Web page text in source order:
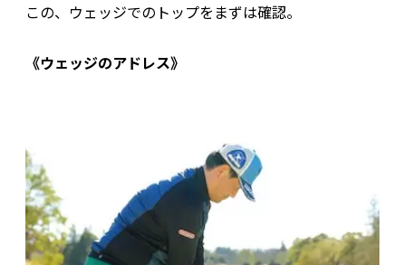
この、ウェッジでのトップをまずは確認。
《ウェッジのアドレス》